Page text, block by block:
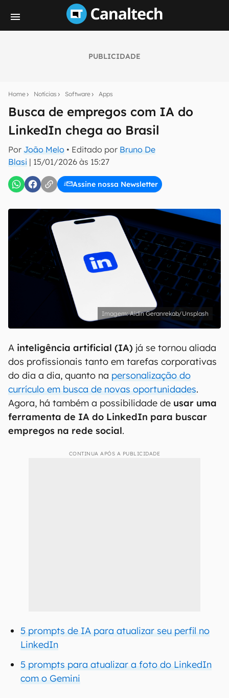
PUBLICIDADE
Home Notícias Software Apps
Busca de empregos com IA do
LinkedIn chega ao Brasil
Por João Melo • Editado por Bruno De
Blasi | 15/01/2026 às 15:27
Assine nossa Newsletter
notícias e reviews sobre tecnologia em primeira
E-mail
Uso e Política de Privacidade do Canaltech.
Aidin Geranrekab/Unsplash
A inteligência artificial (IA) já se tornou aliada
dos profissionais tanto em tarefas corporativas
do dia a dia, quanto na personalização do
currículo em busca de novas oportunidades.
Agora, há também a possibilidade de usar uma
ferramenta de IA do LinkedIn para buscar
empregos na rede social.
CONTINUA APÓS A PUBLICIDADE
5 prompts de IA para atualizar seu perfil no
LinkedIn
5 prompts para atualizar a foto do LinkedIn
com o Gemini